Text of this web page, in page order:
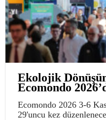
Ekolojik
Ecomondo
Ecomondo 2026 3-6
29'uncu kez